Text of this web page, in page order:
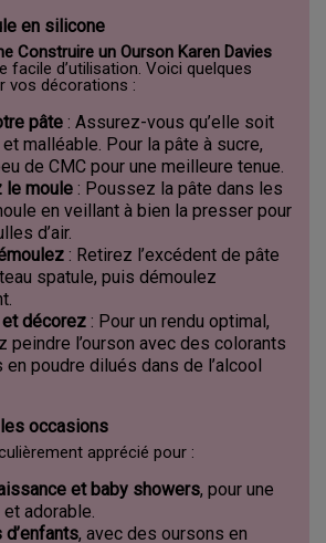
en silicone
Construire un Ourson Karen Davies
facile d’utilisation. Voici quelques
vos décorations :
pâte : Assurez-vous qu’elle soit
malléable. Pour la pâte à sucre,
de CMC pour une meilleure tenue.
le moule : Poussez la pâte dans les
en veillant à bien la presser pour
d’air.
: Retirez l’excédent de pâte
spatule, puis démoulez
décorez : Pour un rendu optimal,
peindre l’ourson avec des colorants
poudre dilués dans de l’alcool
occasions
apprécié pour :
et baby showers, pour une
adorable.
, avec des oursons en